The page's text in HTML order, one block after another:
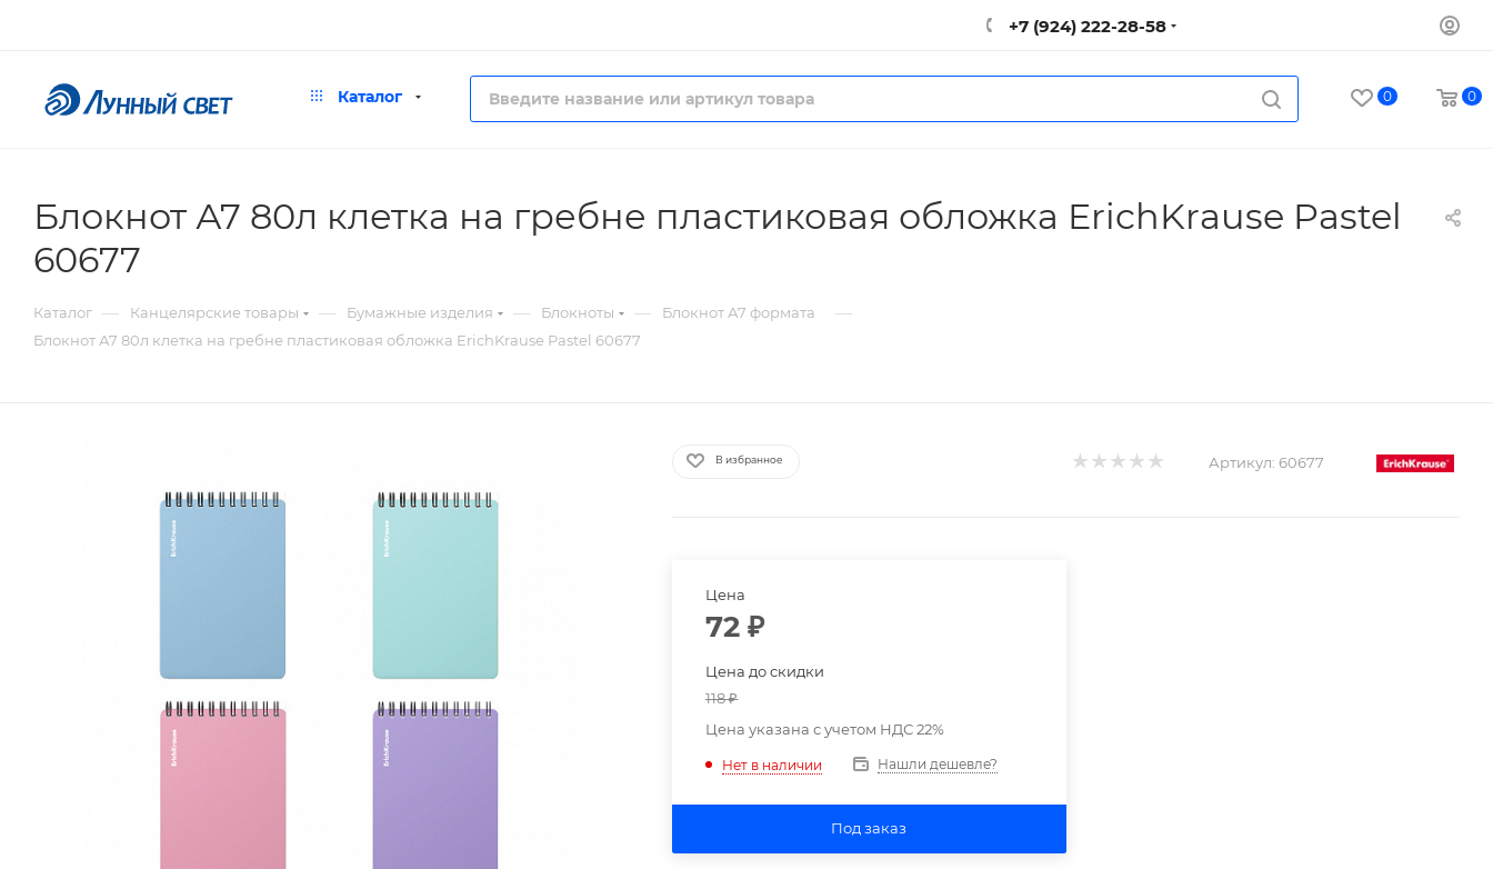
+7 (924) 222-28-58
Каталог 0 0
Блокнот А7 80л клетка на гребне пластиковая обложка ErichKrause Pastel
60677
Каталог — Канцелярские товары — Бумажные изделия — Блокноты — Блокнот А7 формата —
Блокнот А7 80л клетка на гребне пластиковая обложка ErichKrause Pastel 60677
В избранное Артикул: 60677
Цена
72 ₽
Цена до скидки
118₽
Цена указана с учетом НДС 22%
Нет в наличии Нашли дешевле?
Под заказ